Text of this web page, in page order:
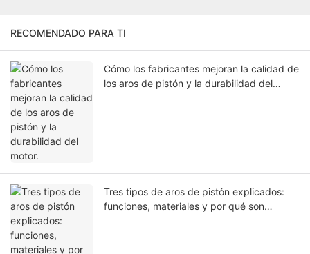
RECOMENDADO PARA TI
Cómo los fabricantes mejoran la calidad de
los aros de pistón y la durabilidad del
Tres tipos de aros de pistón explicados:
funciones, materiales y por qué son